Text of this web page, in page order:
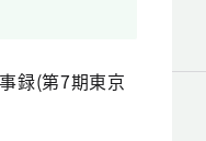
録(第7期東京